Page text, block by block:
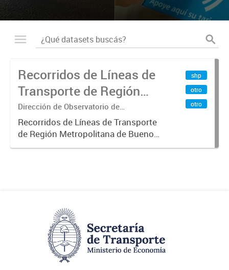
Recorridos de Líneas de
Transporte de Región
Metropolitana de
Buenos Aires (RMBA)
Dirección de Observatorio de
Transporte, Estudio y Sistemas
Recorridos de Líneas de Transporte
de Región Metropolitana de Buenos
Aires (RMBA).-
shp
otro
otro